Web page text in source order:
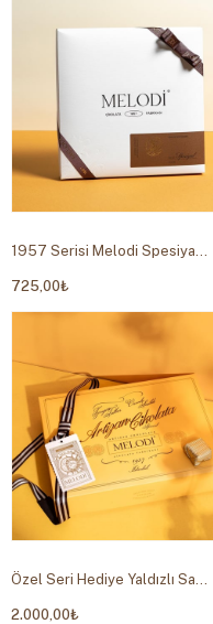
1957 Serisi Melodi Spesiyal Çikolata 355g
725,00₺
Özel Seri Hediye Yaldızlı Sarı 800g
2.000,00₺